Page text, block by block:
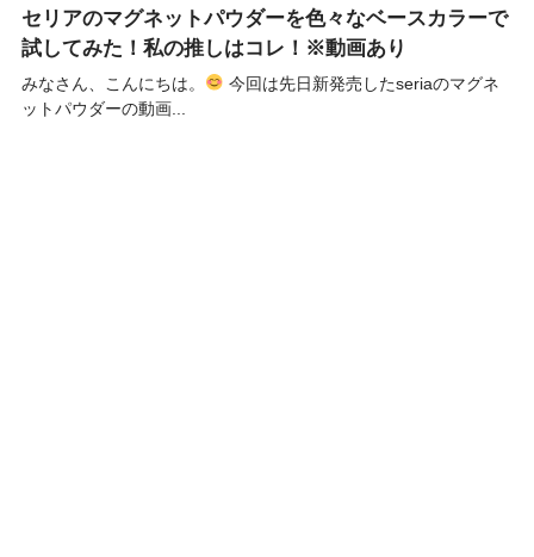
セリアのマグネットパウダーを色々なベースカラーで
試してみた！私の推しはコレ！※動画あり
みなさん、こんにちは。
今回は先日新発売したseriaのマグネ
ットパウダーの動画...